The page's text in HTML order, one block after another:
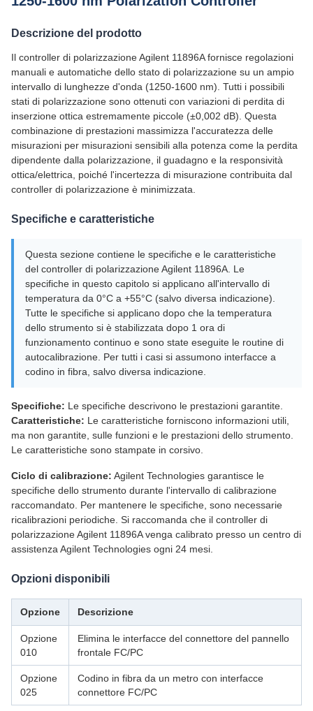
Descrizione del prodotto
Il controller di polarizzazione Agilent 11896A fornisce regolazioni
manuali e automatiche dello stato di polarizzazione su un ampio
intervallo di lunghezze d'onda (1250-1600 nm). Tutti i possibili
stati di polarizzazione sono ottenuti con variazioni di perdita di
inserzione ottica estremamente piccole (±0,002 dB). Questa
combinazione di prestazioni massimizza l'accuratezza delle
misurazioni per misurazioni sensibili alla potenza come la perdita
dipendente dalla polarizzazione, il guadagno e la responsività
ottica/elettrica, poiché l'incertezza di misurazione contribuita dal
controller di polarizzazione è minimizzata.
Specifiche e caratteristiche
Questa sezione contiene le specifiche e le caratteristiche
del controller di polarizzazione Agilent 11896A. Le
specifiche in questo capitolo si applicano all'intervallo di
temperatura da 0°C a +55°C (salvo diversa indicazione).
Tutte le specifiche si applicano dopo che la temperatura
dello strumento si è stabilizzata dopo 1 ora di
funzionamento continuo e sono state eseguite le routine di
autocalibrazione. Per tutti i casi si assumono interfacce a
codino in fibra, salvo diversa indicazione.
Specifiche: Le specifiche descrivono le prestazioni garantite.
Caratteristiche: Le caratteristiche forniscono informazioni utili,
ma non garantite, sulle funzioni e le prestazioni dello strumento.
Le caratteristiche sono stampate in corsivo.
Ciclo di calibrazione: Agilent Technologies garantisce le
specifiche dello strumento durante l'intervallo di calibrazione
raccomandato. Per mantenere le specifiche, sono necessarie
ricalibrazioni periodiche. Si raccomanda che il controller di
polarizzazione Agilent 11896A venga calibrato presso un centro di
assistenza Agilent Technologies ogni 24 mesi.
Opzioni disponibili
Opzione Descrizione
Opzione
010
Elimina le interfacce del connettore del pannello
frontale FC/PC
Opzione
025
Codino in fibra da un metro con interfacce
connettore FC/PC